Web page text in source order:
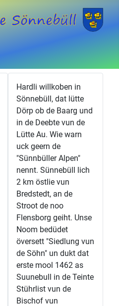
Hardli willkoben in
Sönnebüll, dat lütte
Dörp ob de Baarg und
in de Deebte vun de
Lütte Au. Wie warn
uck geern de
"Sünnbüller Alpen"
nennt. Sünnebüll lich
2 km östlie vun
Bredstedt, an de
Stroot de noo
Flensborg geiht. Unse
Noom bedüdet
översett "Siedlung vun
de Söhn" un dukt dat
erste mool 1462 as
Suunebull in de Teinte
Stührlist vun de
Bischof vun